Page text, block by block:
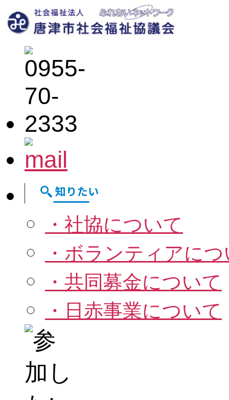
・社協について
・ボランティアに
・共同募金について
・日赤事業について